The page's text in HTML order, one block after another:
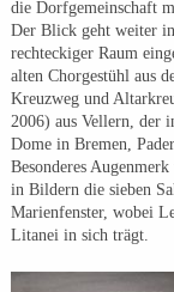
die Dorfgemeinschaft
Der Blick geht weiter
rechteckiger Raum
alten Chorgestühl aus
Kreuzweg und
2006) aus Vellern, der
Dome in Bremen,
Besonderes
in Bildern die sieben
Marienfenster, wobei
Litanei in sich trägt.